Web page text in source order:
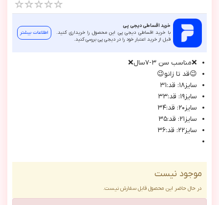
خرید اقساطی دیجی پی
با خرید اقساطی دیجی پی این محصول را خریداری کنید.
قبل از خرید اعتبار خود را در دیجی پی بررسی کنید.
اطلاعات بیشتر
❌مناسب سن ٣-٧سال❌
😉قد تا زانو😉
سايز١٨: قد:٣١
سايز١٩: قد:٣٣
سايز٢٠: قد:٣٤
سايز٢١: قد:٣٥
سايز٢٢: قد:٣٦
موجود نیست
در حال حاضر این محصول قابل سفارش نیست.